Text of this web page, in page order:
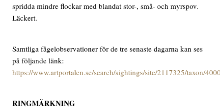
spridda mindre flockar med blandat stor-, små- och myrspov.
Läckert.
Samtliga fågelobservationer för de tre senaste dagarna kan ses
på följande länk:
https://www.artportalen.se/search/sightings/site/2117325/taxon/
RINGMÄRKNING